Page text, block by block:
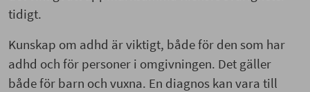
tidigt.
Kunskap om adhd är viktigt, både för den som har
adhd och för personer i omgivningen. Det gäller
både för barn och vuxna. En diagnos kan vara till